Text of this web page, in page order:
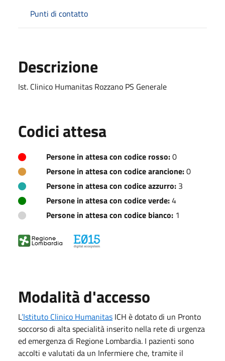
Punti di contatto
Descrizione
Ist. Clinico Humanitas Rozzano PS Generale
Codici attesa
Persone in attesa con codice rosso:0
Persone in attesa con codice arancione:0
Persone in attesa con codice azzurro: 3
Persone in attesa con codice verde:4
Persone in attesa con codice bianco: 1
Modalità d'accesso
L’Istituto Clinico Humanitas ICH è dotato di un Pronto
soccorso di alta specialità inserito nella rete di urgenza
ed emergenza di Regione Lombardia. I pazienti sono
accolti e valutati da un Infermiere che, tramite il